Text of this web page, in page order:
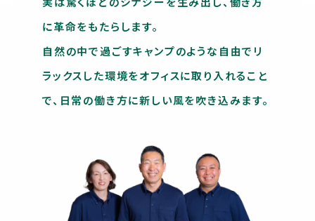
実は驚くほどのシナジーを生み出し、働き方
に革命をもたらします。
自然の中で過ごすキャンプのような自由でリ
ラックスした環境をオフィスに取り入れること
で、日常の働き方に新しい風を吹き込みます。